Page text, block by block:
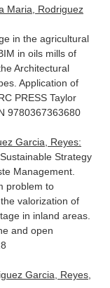
Maria, Rodriguez
in the agricultural
in oils mills of
Architectural
Application of
PRESS Taylor
9780367363680
Garcia, Reyes:
Strategy
Management.
problem to
valorization of
in inland areas.
and open
Garcia, Reyes,